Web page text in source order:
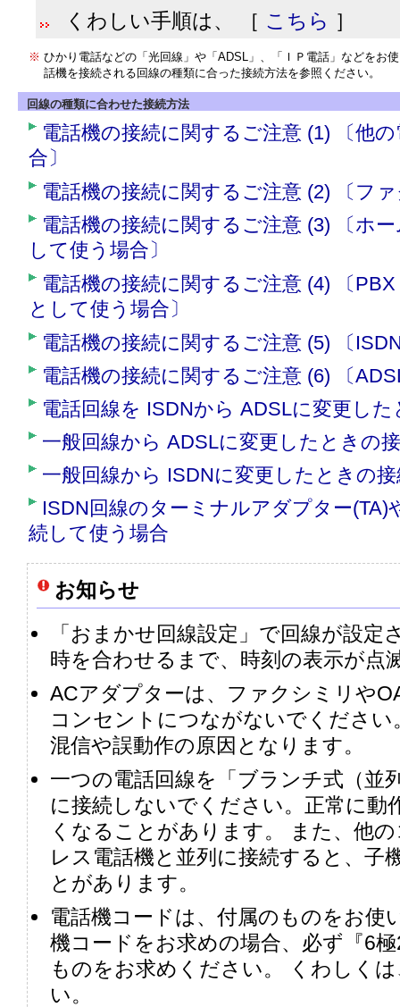
くわしい手順は、 ［ こちら ］
※ ひかり電話などの「光回線」や「ADSL」、「ＩＰ電話」などをお
話機を接続される回線の種類に合った接続方法を参照ください。
回線の種類に合わせた接続方法
電話機の接続に関するご注意 (1) 〔他
合〕
電話機の接続に関するご注意 (2) 〔フ
電話機の接続に関するご注意 (3) 〔ホ
して使う場合〕
電話機の接続に関するご注意 (4) 〔
として使う場合〕
電話機の接続に関するご注意 (5) 〔
電話機の接続に関するご注意 (6) 〔
電話回線を ISDNから ADSLに変更し
一般回線から ADSLに変更したときの
一般回線から ISDNに変更したときの
ISDN回線のターミナルアダプター
続して使う場合
お知らせ
「おまかせ回線設定」で回線が設定
時を合わせるまで、時刻の表示が点
ACアダプターは、ファクシミリや
コンセントにつながないでください
混信や誤動作の原因となります。
一つの電話回線を「ブランチ式（並
に接続しないでください。正常に動
くなることがあります。 また、他
レス電話機と並列に接続すると、子
とがあります。
電話機コードは、付属のものをお使
機コードをお求めの場合、必ず『6
ものをお求めください。 くわしく
い。